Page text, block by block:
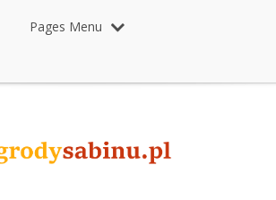
Pages Menu